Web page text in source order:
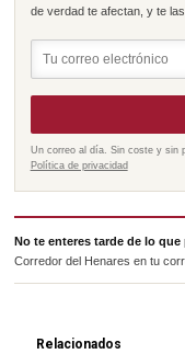
de verdad te afectan, y te
Un correo al día. Sin coste y sin
Política de privacidad
No te enteres tarde de lo
Corredor del Henares en tu
Relacionados